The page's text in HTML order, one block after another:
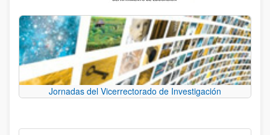
Jornadas del Vicerrectorado de Investigación